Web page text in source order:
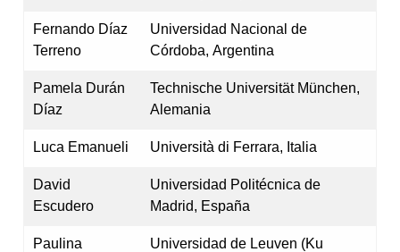
Fernando Díaz
Terreno
Universidad Nacional de
Córdoba, Argentina
Pamela Durán
Díaz
Technische Universität München,
Alemania
Luca Emanueli Università di Ferrara, Italia
David
Escudero
Universidad Politécnica de
Madrid, España
Paulina
Universidad de Leuven (Ku